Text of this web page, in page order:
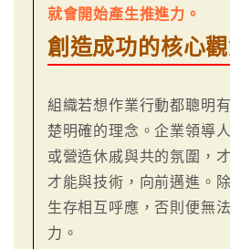
就會開始產生推進力。
創造成功的核心
組織若想作業行動都聰明
楚明確的理念。企業領導
或營造休戚與共的氛圍，
才能與技術，向前邁進。
生存相互呼應，否則便無
力。